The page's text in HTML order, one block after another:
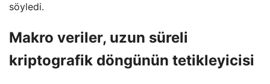
söyledi.
Makro veriler, uzun süreli
kriptografik döngünün tetikleyicisi